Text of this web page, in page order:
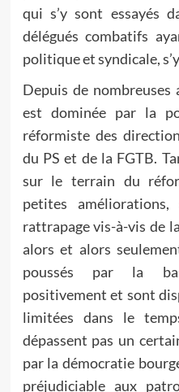
qui s’y sont essayés
délégués combatifs
politique et syndicale,
Depuis de nombreuses
est dominée par la
réformiste des
du PS et de la FGTB.
sur le terrain du
petites
rattrapage vis-à-vis de
alors et alors
poussés par la
positivement et sont
limitées dans le
dépassent pas un
par la démocratie
préjudiciable aux